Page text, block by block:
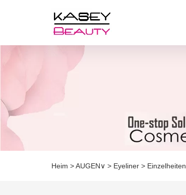
Heim >AUGEN∨ > Eyeliner > Einzelheiten